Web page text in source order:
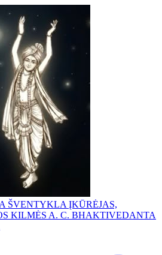
ŠVENTYKLA ĮKŪRĖJAS,
KILMĖS A. C. BHAKTIVEDANTA